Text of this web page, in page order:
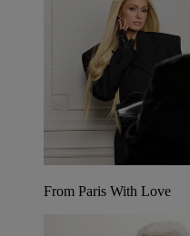
From Paris With Love